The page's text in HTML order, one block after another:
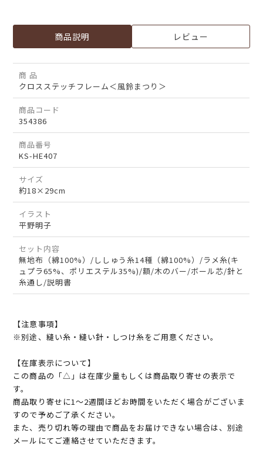
商品説明 レビュー
商 品
クロスステッチフレーム＜風鈴まつり＞
商品コード
354386
商品番号
KS-HE407
サイズ
約18×29cm
イラスト
平野明子
セット内容
無地布（綿100%）/ししゅう糸14種（綿100%）/ラメ糸(キ
ュプラ65%、ポリエステル35%)/額/木のバー/ボール芯/針と
糸通し/説明書
【注意事項】
※別途、縫い糸・縫い針・しつけ糸をご用意ください。
【在庫表示について】
この商品の「△」は在庫少量もしくは商品取り寄せの表示で
す。
商品取り寄せに1～2週間ほどお時間をいただく場合がございま
すので予めご了承ください。
また、売り切れ等の理由で商品をお届けできない場合は、別途
メールにてご連絡させていただきます。